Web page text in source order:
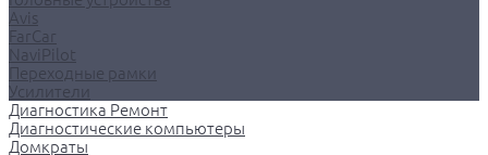
Avis
FarCar
NaviPilot
Переходные рамки
Усилители
Диагностика Ремонт
Диагностические компьютеры
Домкраты